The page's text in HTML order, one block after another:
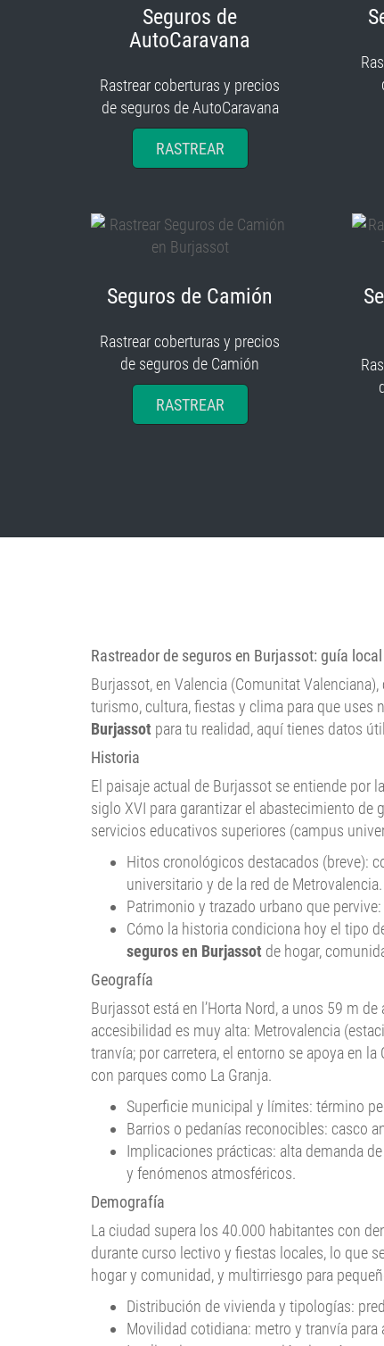
Seguros de
AutoCaravana
Rastrear coberturas y precios
de seguros de AutoCaravana
RASTREAR
Seguros de Camión
Rastrear coberturas y precios
de seguros de Camión
RASTREAR
Rastreador de seguros en Burjassot: guía
Burjassot, en Valencia (Comunitat
turismo, cultura, fiestas y clima para que uses
Burjassot para tu realidad, aquí tienes datos
Historia
El paisaje actual de Burjassot se entiende por
siglo XVI para garantizar el abastecimiento
servicios educativos superiores (campus
Hitos cronológicos destacados (breve):
universitario y de la red de Metrovalencia.
Patrimonio y trazado urbano que
Cómo la historia condiciona hoy el tipo
seguros en Burjassot de hogar,
Geografía
Burjassot está en l’Horta Nord, a unos 59 m
accesibilidad es muy alta: Metrovalencia
tranvía; por carretera, el entorno se apoya en
con parques como La Granja.
Superficie municipal y límites: término
Barrios o pedanías reconocibles: casco
Implicaciones prácticas: alta demanda
y fenómenos atmosféricos.
Demografía
La ciudad supera los 40.000 habitantes con
durante curso lectivo y fiestas locales, lo que
hogar y comunidad, y multirriesgo para
Distribución de vivienda y tipologías:
Movilidad cotidiana: metro y tranvía